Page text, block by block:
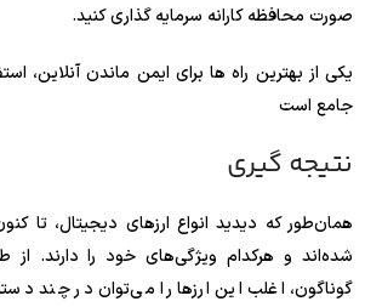
صورت محافظه کارانه سرمایه گذاری کنید.
یکی از بهترین راه ها برای ایمن ماندن آنلاین،
جامع است
نتیجه گیری
همان‌طور که دیدید انواع ارزهای دیجیتال، تا
شده‌اند و هرکدام ویژگی‌های خود را دارند. از
گوناگون، اغلب این ارزها را می‌توان در چند